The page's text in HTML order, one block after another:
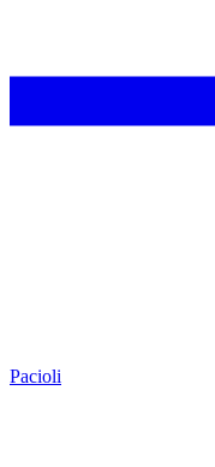
Pacioli